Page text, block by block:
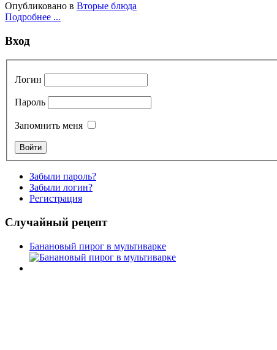
Опубликовано в Вторые блюда
Подробнее ...
Вход
Логин
Пароль
Запомнить меня
Забыли пароль?
Забыли логин?
Регистрация
Случайный рецепт
Банановый пирог в мультиварке